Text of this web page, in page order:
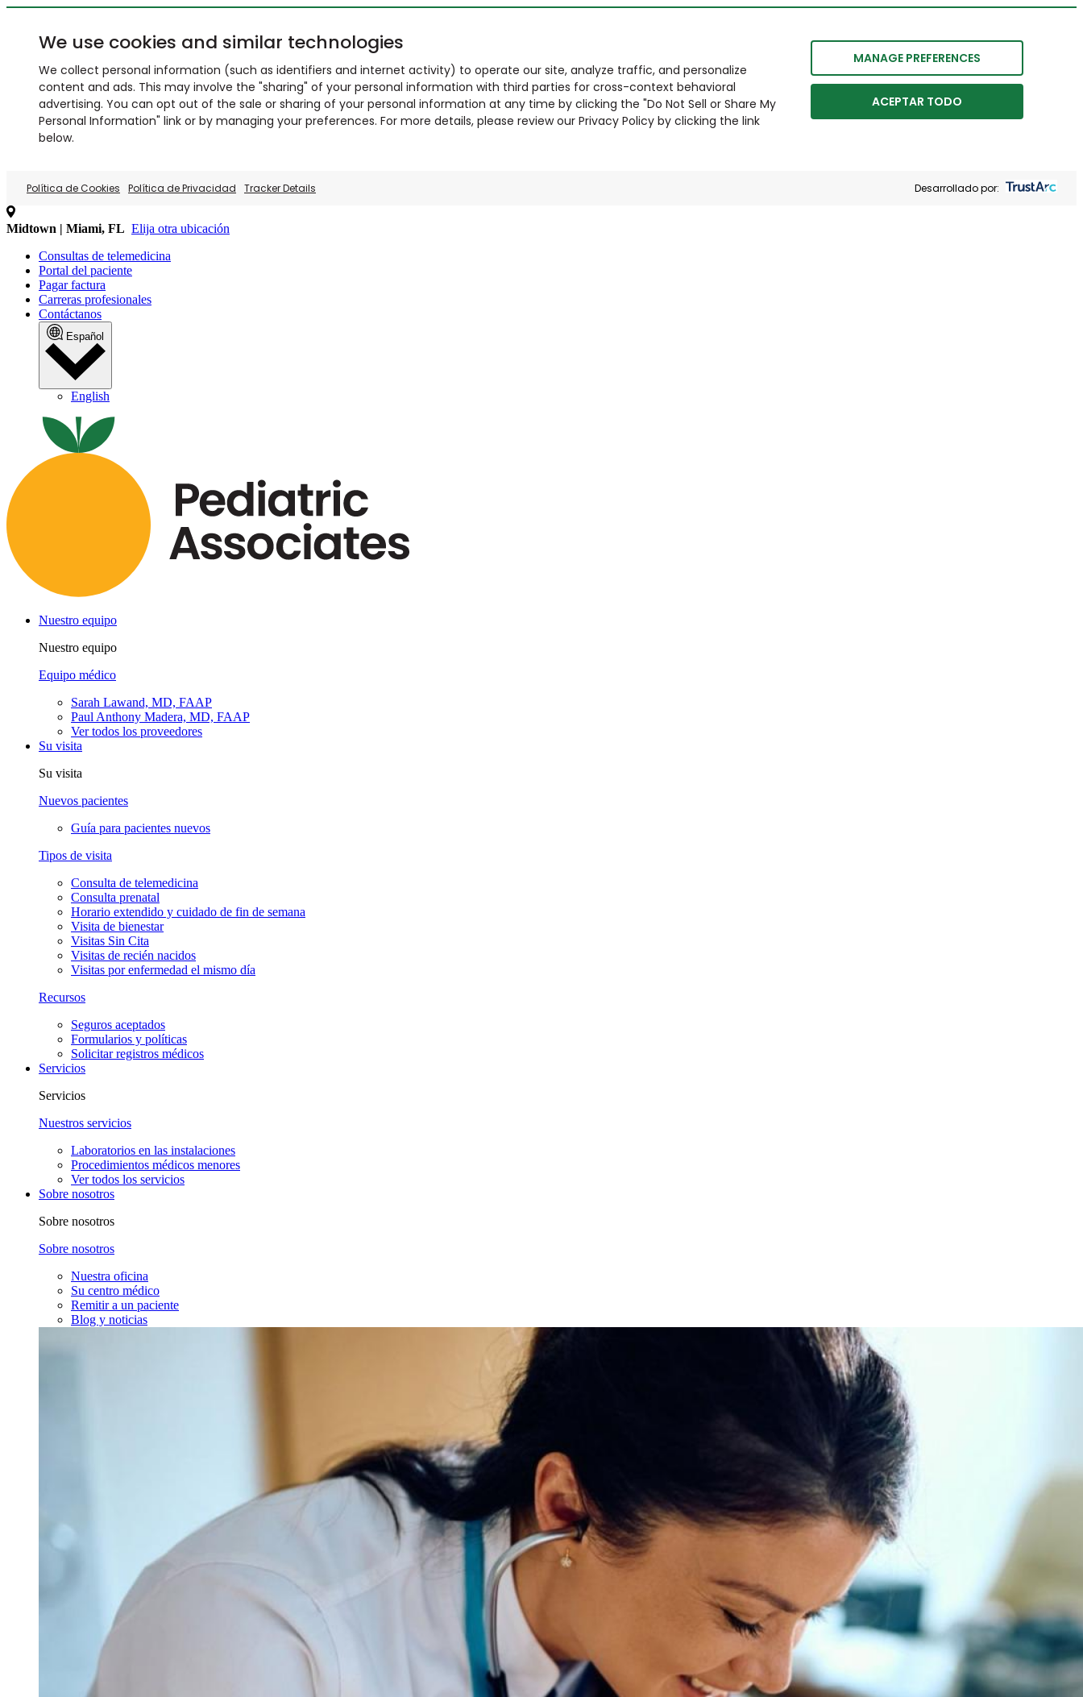
We use cookies and similar technologies
We collect personal information (such as identifiers and internet activity) to operate our site, analyze traffic, and personalize
content and ads. This may involve the "sharing" of your personal information with third parties for cross-context behavioral
advertising. You can opt out of the sale or sharing of your personal information at any time by clicking the "Do Not Sell or Share My
Personal Information" link or by managing your preferences. For more details, please review our Privacy Policy by clicking the link
below.
MANAGE PREFERENCES
ACEPTAR TODO
Política de Cookies Política de Privacidad Tracker Details Desarrollado por:
Midtown | Miami, FL Elija otra ubicación
Consultas de telemedicina
Portal del paciente
Pagar factura
Carreras profesionales
Contáctanos
Español
English
Nuestro equipo
Nuestro equipo
Equipo médico
Sarah Lawand, MD, FAAP
Paul Anthony Madera, MD, FAAP
Ver todos los proveedores
Su visita
Su visita
Nuevos pacientes
Guía para pacientes nuevos
Tipos de visita
Consulta de telemedicina
Consulta prenatal
Horario extendido y cuidado de fin de semana
Visita de bienestar
Visitas Sin Cita
Visitas de recién nacidos
Visitas por enfermedad el mismo día
Recursos
Seguros aceptados
Formularios y políticas
Solicitar registros médicos
Servicios
Servicios
Nuestros servicios
Laboratorios en las instalaciones
Procedimientos médicos menores
Ver todos los servicios
Sobre nosotros
Sobre nosotros
Sobre nosotros
Nuestra oficina
Su centro médico
Remitir a un paciente
Blog y noticias